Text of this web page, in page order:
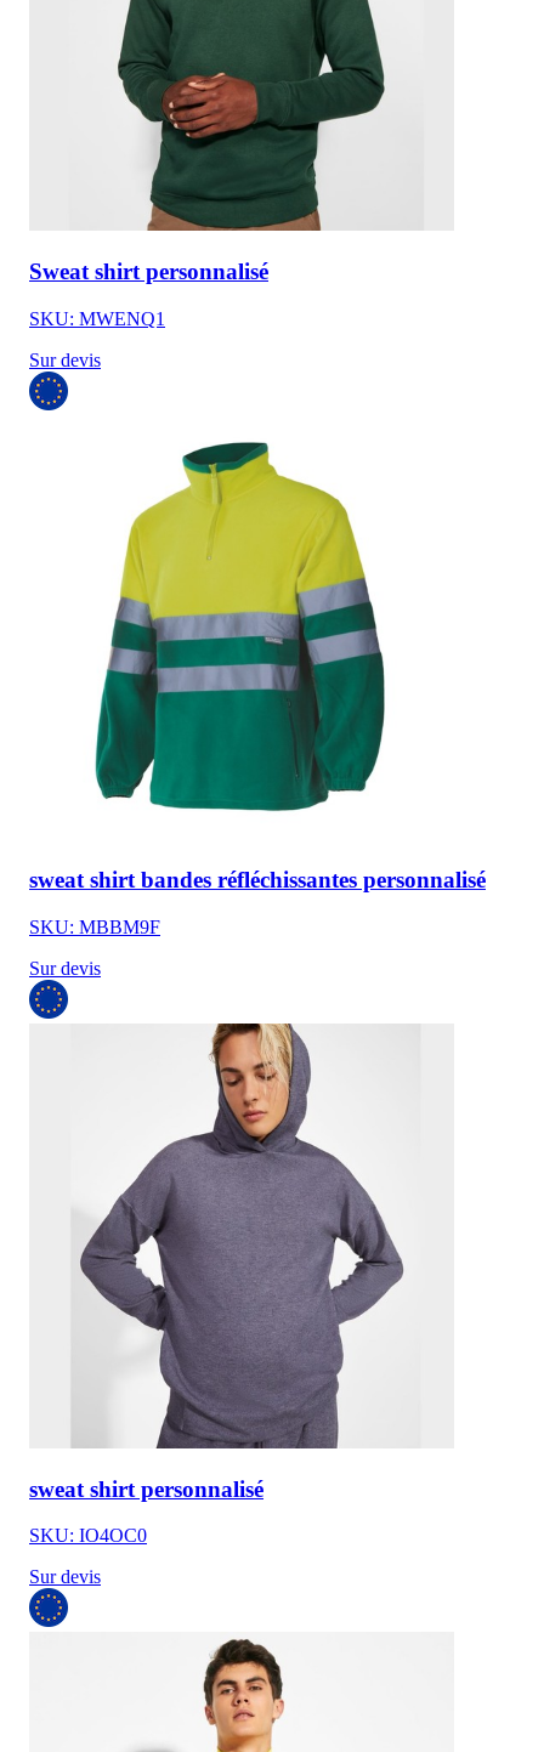
Sweat shirt personnalisé
SKU: MWENQ1
Sur devis
sweat shirt bandes réfléchissantes personnalisé
SKU: MBBM9F
Sur devis
sweat shirt personnalisé
SKU: IO4OC0
Sur devis